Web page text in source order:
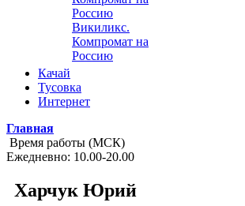
Викиликс.
Компромат на
Россию
Качай
Тусовка
Интернет
Главная
Время работы (МСК)
Ежедневно: 10.00-20.00
Харчук Юрий